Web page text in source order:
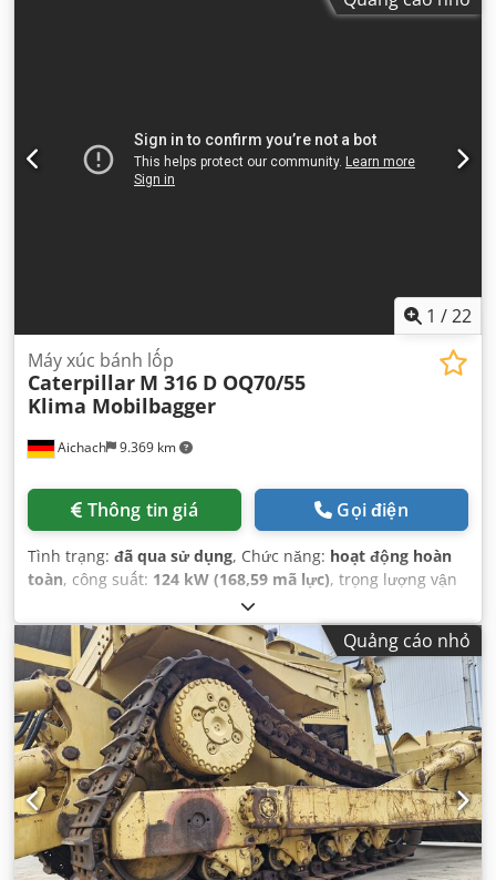
1 /22
Aichach 9.369 km
Máy xúc bánh lốp
Caterpillar M 316 D OQ70/55
Klima Mobilbagger
Thông tin giá Gọi điện
Tình trạng: đã qua sử dụng, Chức năng: hoạt động hoàn
toàn, công suất: 124 kW (168,59 mã lực), trọng lượng vận
, Năm sản xuất:
13.000 h, Thiết bị:búa thủy lực, thủy lực bộ kẹp, điều hòa
không khí, Quảng cáo nhỏ